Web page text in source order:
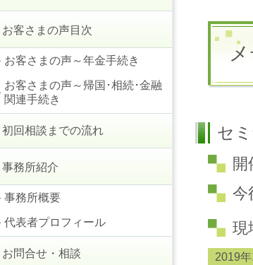
セ
今
現
2019
お客さまの声目次
お客さまの声～年金手続き
お客さまの声～帰国･相続･金融
関連手続き
初回相談までの流れ
事務所紹介
事務所概要
代表者プロフィール
お問合せ・相談